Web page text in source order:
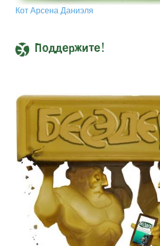
Кот Арcена Даниэля
Поддержите!